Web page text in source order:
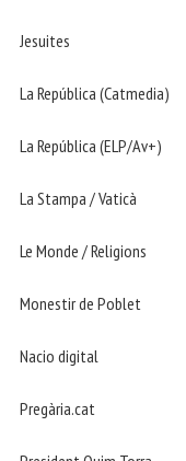
Jesuites
La República (Catmedia)
La República (ELP/Av+)
La Stampa / Vaticà
Le Monde / Religions
Monestir de Poblet
Nacio digital
Pregària.cat